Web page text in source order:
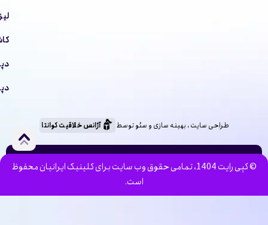
طراحی سایت ، بهینه سازی و سئو توسط آژانس خلاقیت کوانتا
© کپی رایت 1404، تمامی حقوق وب سایت برای کلینیک ایرانیان محفوظ
است.